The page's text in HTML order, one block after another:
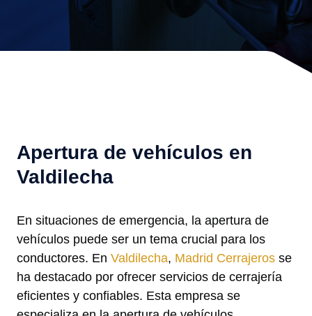
Apertura de vehículos en
Valdilecha
En situaciones de emergencia, la apertura de
vehículos puede ser un tema crucial para los
conductores. En Valdilecha, Madrid Cerrajeros se
ha destacado por ofrecer servicios de cerrajería
eficientes y confiables. Esta empresa se